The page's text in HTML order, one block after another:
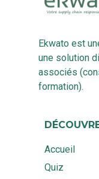
Ekwato est
une solution
associés
formation).
Accueil
Quiz